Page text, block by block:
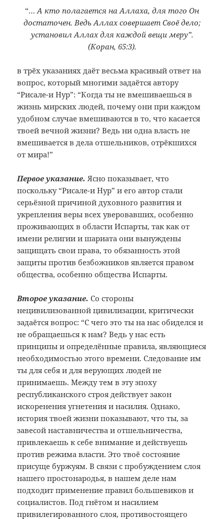
“…А кто полагается на Аллаха, для того Он
достаточен. Ведь Аллах совершает Своё дело;
установил Аллах для каждой вещи меру”.
(Коран, 65:3).
в трёх указаниях даёт весьма красивый ответ на
вопрос, который многими задаётся автору
“Рисале-и Нур”: “Когда ты не вмешиваешься в
жизнь мирских людей, почему они при каждом
удобном случае вмешиваются в то, что касается
твоей вечной жизни? Ведь ни одна власть не
вмешивается в дела отшельников, отрёкшихся
от мира!”
Первое указание. Ясно показывает, что
поскольку “Рисале-и Нур” и его автор стали
серьёзной причиной духовного развития и
укрепления веры всех уверовавших, особенно
проживающих в области Испарты, так как от
имени религии и шариата они вынуждены
защищать свои права, то обязанность этой
защиты против безбожников является правом
общества, особенно общества Испарты.
Второе указание.Со стороны
нецивилизованной цивилизации, критически
задаётся вопрос: “С чего это ты на нас обиделся и
не обращаешься к нам? Ведь у нас есть
принципы и определённые правила, являющиеся
необходимостью этого времени. Следование им
ты для себя и для верующих людей не
принимаешь. Между тем в эту эпоху
республиканского строя действует закон
искоренения угнетения и насилия. Однако,
история твоей жизни показывают, что ты, за
завесой наставничества и отшельничества,
привлекаешь к себе внимание и действуешь
против режима власти. Это твоё состояние
присуще буржуям. В связи с пробуждением слоя
нашего простонародья, в нашем деле нам
подходит применение правил большевиков и
социалистов. Под гнётом и насилием
привилегированного слоя, противостоящего